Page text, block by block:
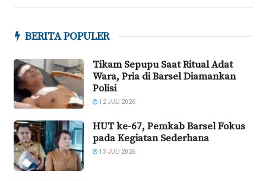
BERITA POPULER
Tikam Sepupu Saat Ritual Adat
Wara, Pria di Barsel Diamankan
Polisi
12 JULI 2026
HUT ke-67, Pemkab Barsel Fokus
pada Kegiatan Sederhana
13 JULI 2026